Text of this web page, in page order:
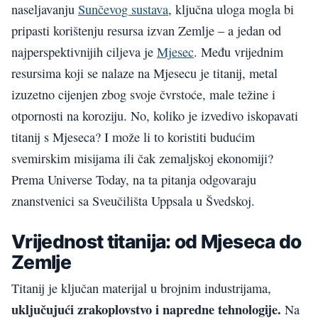
naseljavanju Sunčevog sustava, ključna uloga mogla bi
pripasti korištenju resursa izvan Zemlje – a jedan od
najperspektivnijih ciljeva je Mjesec. Među vrijednim
resursima koji se nalaze na Mjesecu je titanij, metal
izuzetno cijenjen zbog svoje čvrstoće, male težine i
otpornosti na koroziju. No, koliko je izvedivo iskopavati
titanij s Mjeseca? I može li to koristiti budućim
svemirskim misijama ili čak zemaljskoj ekonomiji?
Prema Universe Today, na ta pitanja odgovaraju
znanstvenici sa Sveučilišta Uppsala u Švedskoj.
Vrijednost titanija: od Mjeseca do
Zemlje
Titanij je ključan materijal u brojnim industrijama,
uključujući zrakoplovstvo i napredne tehnologije. Na